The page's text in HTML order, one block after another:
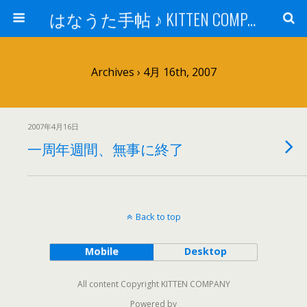
はなうた手帖 ♪ KITTEN COMPANY
Archives › 4月 16th, 2007
2007年4月16日
一周年週間、無事に終了
Back to top
Mobile Desktop
All content Copyright KITTEN COMPANY
Powered by